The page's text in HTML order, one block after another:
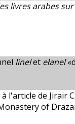
livres arabes
linelet ełanel
l'article de Jirair
of